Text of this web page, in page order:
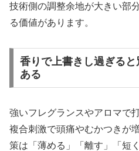
技術側の調整余地が大きい部
る価値があります。
香りで上書きし過ぎる
ある
強いフレグランスやアロマで
複合刺激で頭痛やむかつきが
策は「薄める」「離す」「短